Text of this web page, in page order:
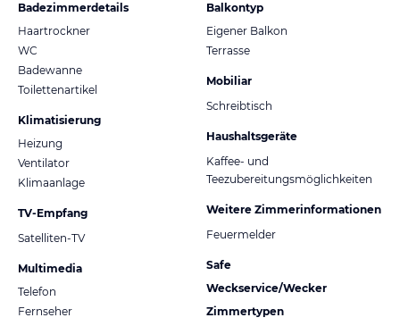
Badezimmerdetails
Haartrockner
WC
Badewanne
Toilettenartikel
Klimatisierung
Heizung
Ventilator
Klimaanlage
TV-Empfang
Satelliten-TV
Multimedia
Telefon
Fernseher
Balkontyp
Eigener Balkon
Terrasse
Mobiliar
Schreibtisch
Haushaltsgeräte
Kaffee- und
Teezubereitungsmöglichkeiten
Weitere Zimmerinformationen
Feuermelder
Safe
Weckservice/Wecker
Zimmertypen